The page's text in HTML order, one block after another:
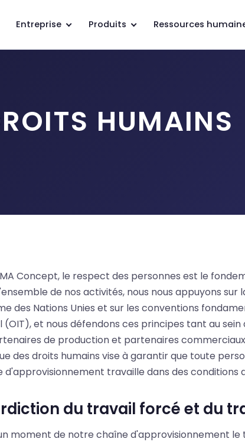
Entreprise Produits Ressources
HUMAINS
Concept, le respect des personnes est le
de nos activités, nous nous appuyons
des Nations Unies et sur les conventions
(OIT), et nous défendons ces principes tant au
de production et partenaires
des droits humains vise à garantir que toute
d'approvisionnement travaille dans des conditions
du travail forcé et du
moment de notre chaîne d'approvisionnement